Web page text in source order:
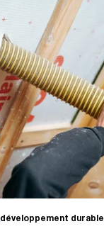
développement durable